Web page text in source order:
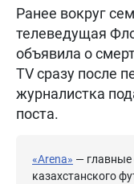
Ранее вокруг
телеведущая
объявила о
TV сразу после
журналистка
поста.
«Arena» —
казахстанского